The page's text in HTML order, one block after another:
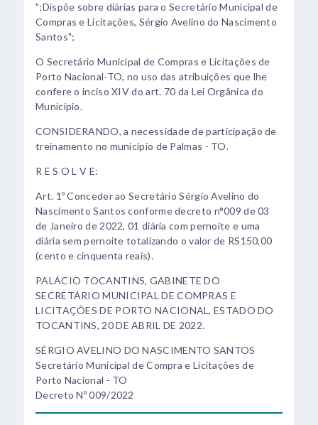
";Dispõe sobre diárias para o Secretário Municipal de
Compras e Licitações, Sérgio Avelino do Nascimento
Santos";
O Secretário Municipal de Compras e Licitações de
Porto Nacional-TO, no uso das atribuições que lhe
confere o inciso XIV do art. 70 da Lei Orgânica do
Município.
CONSIDERANDO, a necessidade de participação de
treinamento no município de Palmas - TO.
R E S O L V E:
Art. 1º Conceder ao Secretário Sérgio Avelino do
Nascimento Santos conforme decreto n°009 de 03
de Janeiro de 2022, 01 diária com pernoite e uma
diária sem pernoite totalizando o valor de RS150,00
(cento e cinquenta reais).
PALÁCIO TOCANTINS, GABINETE DO
SECRETÁRIO MUNICIPAL DE COMPRAS E
LICITAÇÕES DE PORTO NACIONAL, ESTADO DO
TOCANTINS, 20 DE ABRIL DE 2022.
SÉRGIO AVELINO DO NASCIMENTO SANTOS
Secretário Municipal de Compra e Licitações de
Porto Nacional - TO
Decreto Nº 009/2022